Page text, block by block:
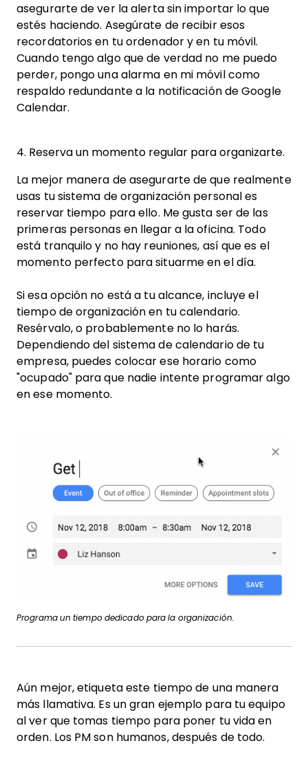
asegurarte de ver la alerta sin importar lo que
estés haciendo. Asegúrate de recibir esos
recordatorios en tu ordenador y en tu móvil.
Cuando tengo algo que de verdad no me puedo
perder, pongo una alarma en mi móvil como
respaldo redundante a la notificación de Google
Calendar.
4. Reserva un momento regular para organizarte.
La mejor manera de asegurarte de que realmente
usas tu sistema de organización personal es
reservar tiempo para ello. Me gusta ser de las
primeras personas en llegar a la oficina. Todo
está tranquilo y no hay reuniones, así que es el
momento perfecto para situarme en el día.
Si esa opción no está a tu alcance, incluye el
tiempo de organización en tu calendario.
Resérvalo, o probablemente no lo harás.
Dependiendo del sistema de calendario de tu
empresa, puedes colocar ese horario como
"ocupado" para que nadie intente programar algo
en ese momento.
Programa un tiempo dedicado para la organización.
Aún mejor, etiqueta este tiempo de una manera
más llamativa. Es un gran ejemplo para tu equipo
al ver que tomas tiempo para poner tu vida en
orden. Los PM son humanos, después de todo.